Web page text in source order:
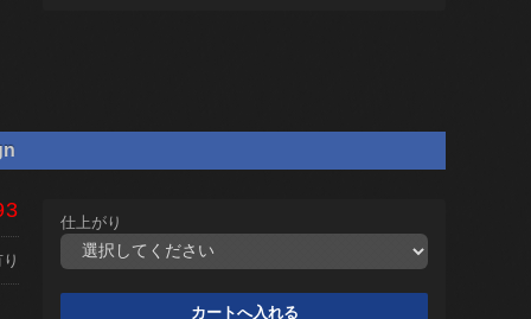
仕上がり